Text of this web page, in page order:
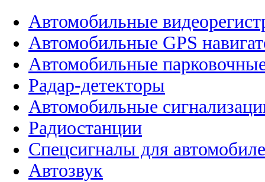
Автомобильные
Автомобильные GPS
Автомобильные
Радар-детекторы
Автомобильные
Радиостанции
Спецсигналы для
Автозвук